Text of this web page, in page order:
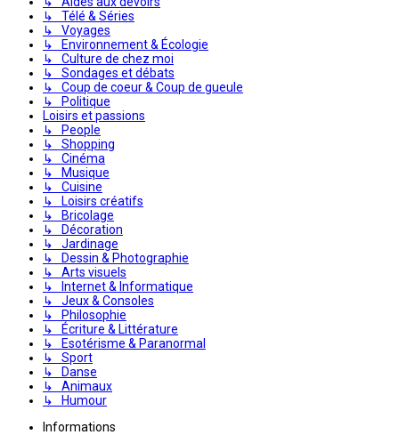
↳ Télé & Séries
↳ Voyages
↳ Environnement & Écologie
↳ Culture de chez moi
↳ Sondages et débats
↳ Coup de coeur & Coup de gueule
↳ Politique
Loisirs et passions
↳ People
↳ Shopping
↳ Cinéma
↳ Musique
↳ Cuisine
↳ Loisirs créatifs
↳ Bricolage
↳ Décoration
↳ Jardinage
↳ Dessin & Photographie
↳ Arts visuels
↳ Internet & Informatique
↳ Jeux & Consoles
↳ Philosophie
↳ Écriture & Littérature
↳ Esotérisme & Paranormal
↳ Sport
↳ Danse
↳ Animaux
↳ Humour
Informations